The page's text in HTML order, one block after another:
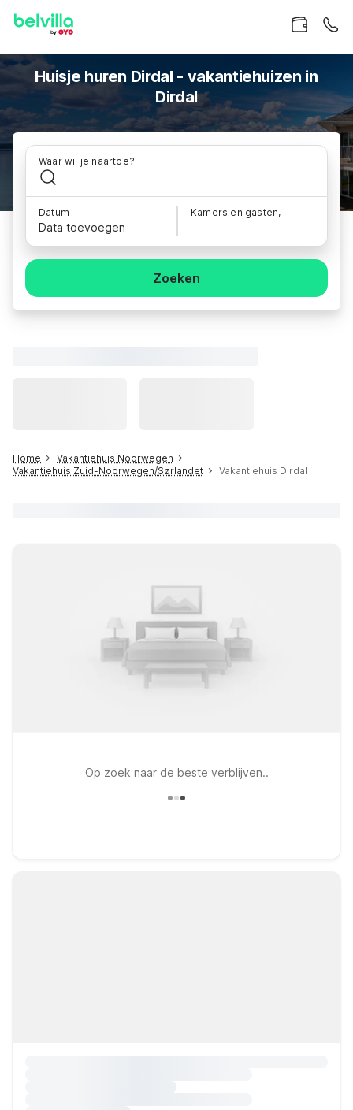
Huisje huren Dirdal - vakantiehuizen in
Dirdal
Waar wil je naartoe?
Datum
Data toevoegen
Kamers en gasten,
Zoeken
Home
Vakantiehuis Noorwegen
Vakantiehuis Zuid-Noorwegen/Sørlandet
Vakantiehuis Dirdal
Op zoek naar de beste verblijven..